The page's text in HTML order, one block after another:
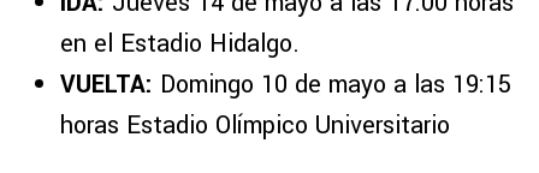
en el Estadio Hidalgo.
VUELTA: Domingo 10 de mayo a las 19:15
horas Estadio Olímpico Universitario